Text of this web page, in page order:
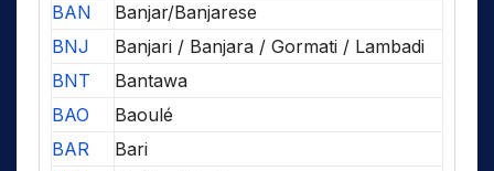
BAN
Banjar/Banjarese
BNJ
Banjari / Banjara / Gormati / Lambadi
BNT
Bantawa
BAO
Baoulé
BAR
Bari